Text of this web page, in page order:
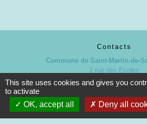
Contacts
Commune de Saint-Martin-de-
2 rue des Ecoles
79400 Saint-Martin-de-Saint-
Contact par
This site uses cookies and gives you
to activate
OK, accept all
Deny all